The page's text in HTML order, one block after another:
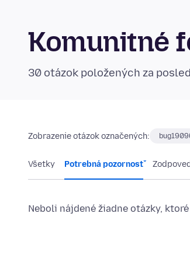
Komunitné
30 otázok položených za
Zobrazenie otázok označených:
Všetky Potrebná pozornosť
Neboli nájdené žiadne otázky,